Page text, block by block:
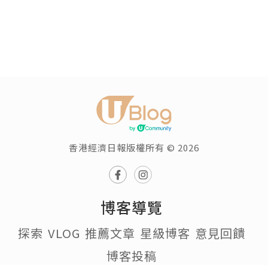
香港經濟日報版權所有 © 2026
博客導覽
探索 VLOG 推薦文章 星級博客 意見回饋
博客投稿